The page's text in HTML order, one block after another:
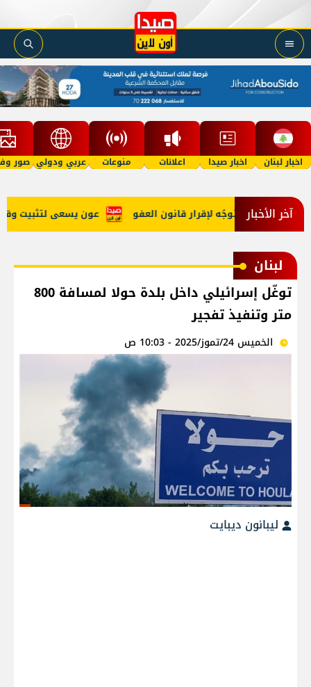
اخبار لبنان اخبار صيدا اعلانات منوعات عربي ودولي صور
آخر الأخبار عون يسعى لتثبيت وقف الحرب وتوجُه لإقرار قانون العفو
لبنان
توغّل إسرائيلي داخل بلدة حولا لمسافة 800
متر وتنفيذ تفجير
الخميس 24/تموز/2025 - 10:03 ص
ليبانون ديبايت